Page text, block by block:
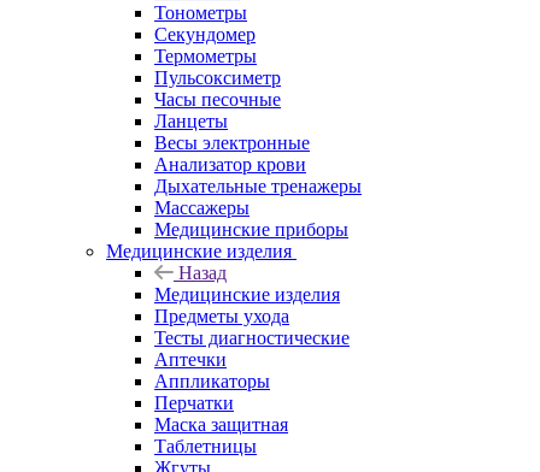
Тонометры
Секундомер
Термометры
Пульсоксиметр
Часы песочные
Ланцеты
Весы электронные
Анализатор крови
Дыхательные тренажеры
Массажеры
Медицинские приборы
Медицинские изделия
Назад
Медицинские изделия
Предметы ухода
Тесты диагностические
Аптечки
Аппликаторы
Перчатки
Маска защитная
Таблетницы
Жгуты